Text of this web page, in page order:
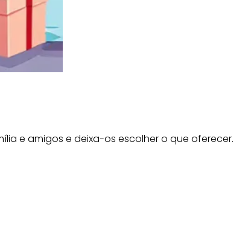
e amigos e deixa-os escolher o que oferecer.